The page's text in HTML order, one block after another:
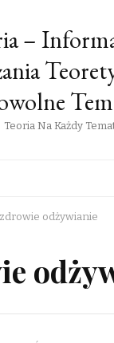
–
Teoria Na Każdy
zdrowie odżywianie